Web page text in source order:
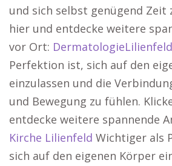
und sich selbst genügend Zeit
hier und entdecke weitere
vor Ort: DermatologieLilienfeld
Perfektion ist, sich auf den
einzulassen und die
und Bewegung zu fühlen.
entdecke weitere spannende
Kirche Lilienfeld Wichtiger als
sich auf den eigenen Körper